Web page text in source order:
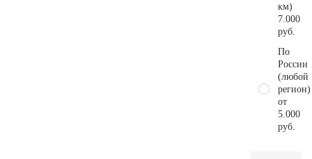
км)
7.000
руб.
По
России
(любой
регион)
от
5.000
руб.